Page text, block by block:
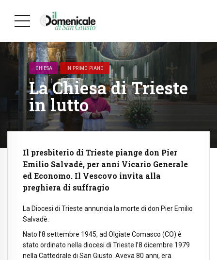
CHIESA IN PRIMO PIANO
La Chiesa di Trieste
in lutto
Il presbiterio di Trieste piange don Pier
Emilio Salvadè, per anni Vicario Generale
ed Economo. Il Vescovo invita alla
preghiera di suffragio
La Diocesi di Trieste annuncia la morte di don Pier Emilio
Salvadè.
Nato l’8 settembre 1945, ad Olgiate Comasco (CO) è
stato ordinato nella diocesi di Trieste l’8 dicembre 1979
nella Cattedrale di San Giusto. Aveva 80 anni, era